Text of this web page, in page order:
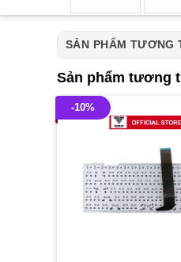
SẢN PHẨM TƯƠNG
Sản phẩm tương
-10%